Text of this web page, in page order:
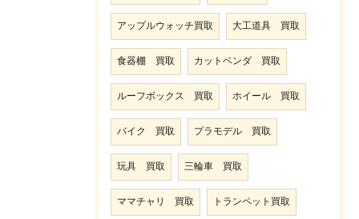
アップルウォッチ買取 大工道具 買取
食器棚 買取 カットベンダ 買取
ルーフボックス 買取 ホイール 買取
バイク 買取 プラモデル 買取
玩具 買取 三輪車 買取
ママチャリ 買取 トランペット買取